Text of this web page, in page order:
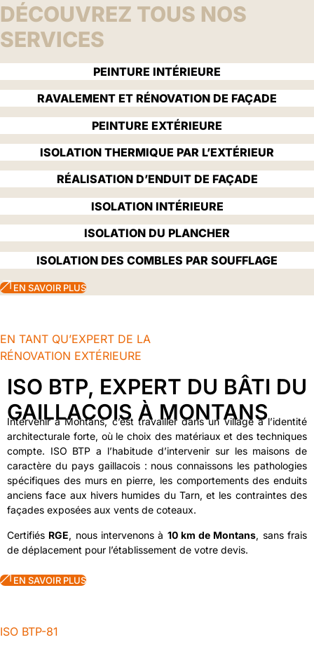
DÉCOUVREZ TOUS NOS
SERVICES
PEINTURE INTÉRIEURE
RAVALEMENT ET RÉNOVATION DE FAÇADE
PEINTURE EXTÉRIEURE
ISOLATION THERMIQUE PAR L’EXTÉRIEUR
RÉALISATION D’ENDUIT DE FAÇADE
ISOLATION INTÉRIEURE
ISOLATION DU PLANCHER
ISOLATION DES COMBLES PAR SOUFFLAGE
EN SAVOIR PLUS
EN TANT QU’EXPERT DE LA
RÉNOVATION EXTÉRIEURE
ISO BTP, EXPERT DU BÂTI DU
GAILLACOIS À MONTANS
Intervenir à Montans, c’est travailler dans un village à l’identité
architecturale forte, où le choix des matériaux et des techniques
compte. ISO BTP a l’habitude d’intervenir sur les maisons de
caractère du pays gaillacois : nous connaissons les pathologies
spécifiques des murs en pierre, les comportements des enduits
anciens face aux hivers humides du Tarn, et les contraintes des
façades exposées aux vents de coteaux.
Certifiés RGE, nous intervenons à 10 km de Montans, sans frais
de déplacement pour l’établissement de votre devis.
EN SAVOIR PLUS
ISO BTP-81